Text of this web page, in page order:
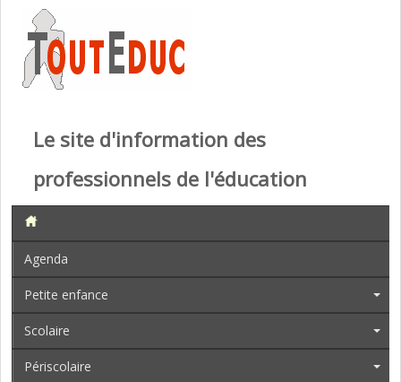
Le site d'information des
professionnels de l'éducation
Agenda
Petite enfance
Scolaire
Périscolaire